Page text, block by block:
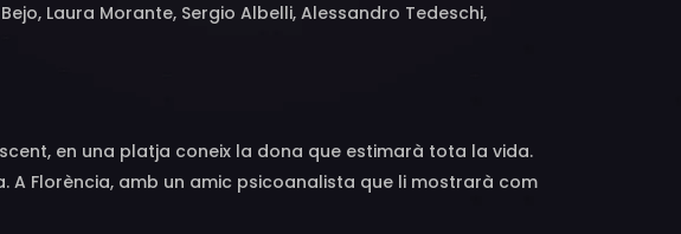
Laura Morante, Sergio Albelli, Alessandro Tedeschi,
Francesco Centorame, Pietro Ragusa, Valéria Cavalli,
Fossati, Lorenzo Mellini, Marlo DiCrasto
en una platja coneix la dona que estimarà tota la vida.
A Florència, amb un amic psicoanalista que li mostrarà com